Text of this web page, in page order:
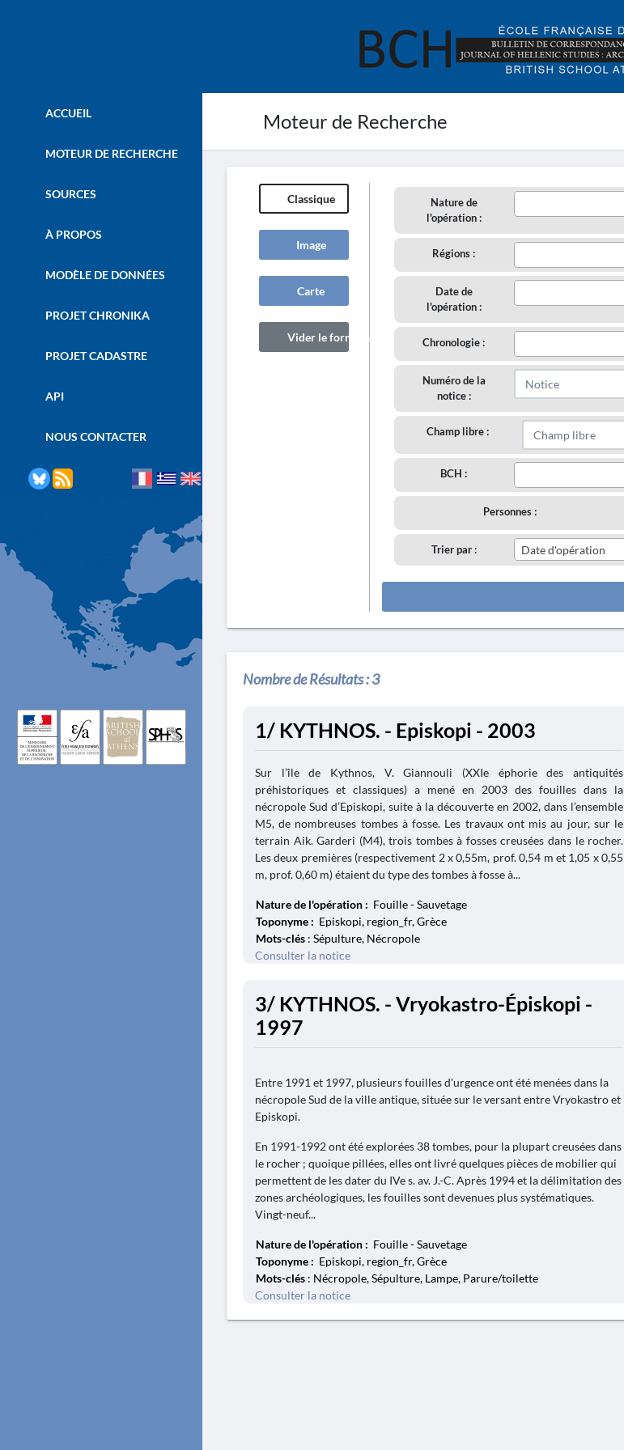
Moteur de Recherche
ACCUEIL
MOTEUR DE RECHERCHE
SOURCES
À PROPOS
MODÈLE DE DONNÉES
PROJET CHRONIKA
PROJET CADASTRE
API
NOUS CONTACTER
Classique
Image
Carte
Vider le formulaire
Nature de
l'opération :
Régions :
Date de
l'opération :
Chronologie :
Numéro de la
notice :
Champ libre :
BCH :
Personnes :
Trier par : Date d'opération
Nombre de Résultats :3
1/ KYTHNOS. - Episkopi - 2003
Sur l’île de Kythnos, V. Giannouli (XXIe éphorie des antiquités
préhistoriques et classiques) a mené en 2003 des fouilles dans la
nécropole Sud d’Episkopi, suite à la découverte en 2002, dans l’ensemble
M5, de nombreuses tombes à fosse. Les travaux ont mis au jour, sur le
terrain Aik. Garderi (M4), trois tombes à fosses creusées dans le rocher.
Les deux premières (respectivement 2 x 0,55m, prof. 0,54 m et 1,05 x 0,55
m, prof. 0,60 m) étaient du type des tombes à fosse à...
Nature de l'opération : Fouille - Sauvetage
Toponyme : Episkopi, region_fr, Grèce
Mots-clés : Sépulture, Nécropole
Consulter la notice
3/ KYTHNOS. - Vryokastro-Épiskopi -
1997
Entre 1991 et 1997, plusieurs fouilles d'urgence ont été menées dans la
nécropole Sud de la ville antique, située sur le versant entre Vryokastro et
Episkopi.
En 1991-1992 ont été explorées 38 tombes, pour la plupart creusées dans
le rocher ; quoique pillées, elles ont livré quelques pièces de mobilier qui
permettent de les dater du IVe s. av. J.-C. Après 1994 et la délimitation des
zones archéologiques, les fouilles sont devenues plus systématiques.
Vingt-neuf...
Nature de l'opération : Fouille - Sauvetage
Toponyme : Episkopi, region_fr, Grèce
Mots-clés : Nécropole, Sépulture, Lampe, Parure/toilette
Consulter la notice